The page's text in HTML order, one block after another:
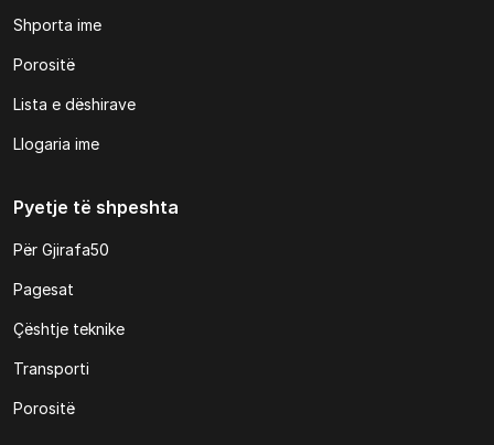
Shporta ime
Porositë
Lista e dëshirave
Llogaria ime
Pyetje të shpeshta
Për Gjirafa50
Pagesat
Çështje teknike
Transporti
Porositë